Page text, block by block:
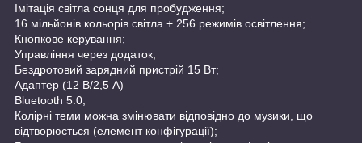
Імітація світла сонця для пробудження;
16 мільйонів кольорів світла + 256 режимів освітлення;
Кнопкове керування;
Управління через додаток;
Бездротовий зарядний пристрій 15 Вт;
Адаптер (12 В/2,5 А)
Bluetooth 5.0;
Колірні теми можна змінювати відповідно до музики, що
відтворюється (елемент конфігурації);